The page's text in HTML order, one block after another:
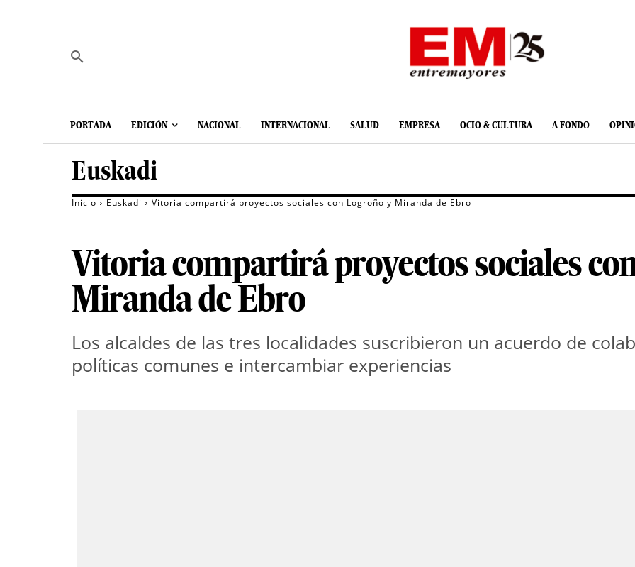
PORTADA EDICIÓN NACIONAL INTERNACIONAL SALUD EMPRESA OCIO & CULTURA A FONDO
Euskadi
Inicio Euskadi Vitoria compartirá proyectos sociales con Logroño y Miranda de Ebro
Vitoria compartirá proyectos sociales
Miranda de Ebro
Los alcaldes de las tres localidades suscribieron un acuerdo de
políticas comunes e intercambiar experiencias